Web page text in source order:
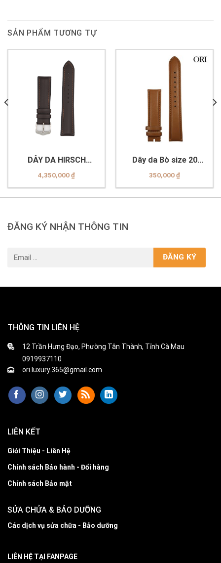
SẢN PHẨM TƯƠNG TỰ
DÂY DA HIRSCH
0925002110-2-20
4,350,000₫
Dây da Bò size 20
Genuine
350,000₫
ĐĂNG KÝ NHẬN THÔNG TIN
THÔNG TIN LIÊN HỆ
12 Trần Hưng Đạo, Phường Tân Thành, Tỉnh Cà Mau
0919937110
ori.luxury.365@gmail.com
LIÊN KẾT
Giới Thiệu - Liên Hệ
Chính sách Bảo hành - Đổi hàng
Chính sách Bảo mật
SỬA CHỬA & BẢO DƯỠNG
Các dịch vụ sửa chữa - Bảo dưỡng
LIÊN HỆ TẠI FANPAGE